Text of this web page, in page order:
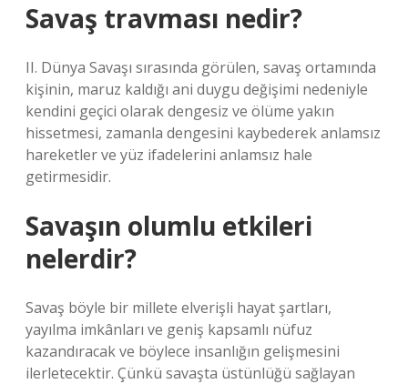
Savaş travması nedir?
II. Dünya Savaşı sırasında görülen, savaş ortamında
kişinin, maruz kaldığı ani duygu değişimi nedeniyle
kendini geçici olarak dengesiz ve ölüme yakın
hissetmesi, zamanla dengesini kaybederek anlamsız
hareketler ve yüz ifadelerini anlamsız hale
getirmesidir.
Savaşın olumlu etkileri
nelerdir?
Savaş böyle bir millete elverişli hayat şartları,
yayılma imkânları ve geniş kapsamlı nüfuz
kazandıracak ve böylece insanlığın gelişmesini
ilerletecektir. Çünkü savaşta üstünlüğü sağlayan